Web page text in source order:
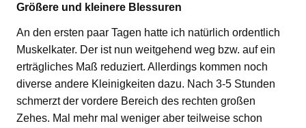
Größere und kleinere Blessuren
An den ersten paar Tagen hatte ich natürlich ordentlich
Muskelkater. Der ist nun weitgehend weg bzw. auf ein
erträgliches Maß reduziert. Allerdings kommen noch
diverse andere Kleinigkeiten dazu. Nach 3-5 Stunden
schmerzt der vordere Bereich des rechten großen
Zehes. Mal mehr mal weniger aber teilweise schon